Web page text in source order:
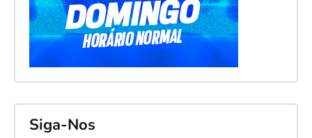
Siga-Nos